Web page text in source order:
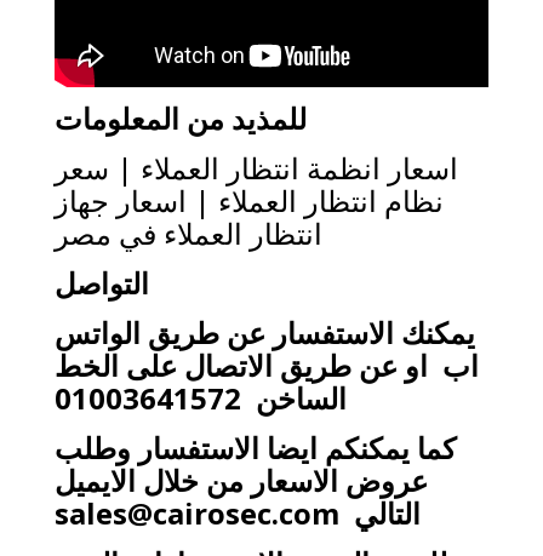
للمذيد من المعلومات
اسعار انظمة انتظار العملاء | سعر
نظام انتظار العملاء | اسعار جهاز
انتظار العملاء في مصر
التواصل
يمكنك الاستفسار عن طريق الواتس
اب او عن طريق الاتصال على الخط
الساخن 01003641572
كما يمكنكم ايضا الاستفسار وطلب
عروض الاسعار من خلال الايميل
التالي sales@cairosec.com